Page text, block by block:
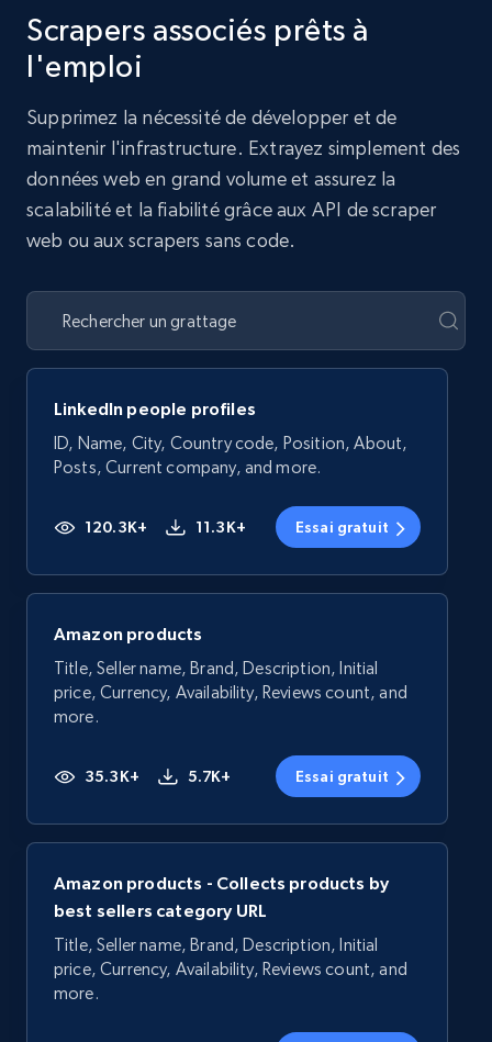
Scrapers associés prêts à
l'emploi
Supprimez la nécessité de développer et de
maintenir l'infrastructure. Extrayez simplement des
données web en grand volume et assurez la
scalabilité et la fiabilité grâce aux API de scraper
web ou aux scrapers sans code.
LinkedIn people profiles
ID, Name, City, Country code, Position, About,
Posts, Current company, and more.
120.3K+ 11.3K+ Essai gratuit
Amazon products
Title, Seller name, Brand, Description, Initial
price, Currency, Availability, Reviews count, and
more.
35.3K+ 5.7K+ Essai gratuit
Amazon products - Collects products by
best sellers category URL
Title, Seller name, Brand, Description, Initial
price, Currency, Availability, Reviews count, and
more.